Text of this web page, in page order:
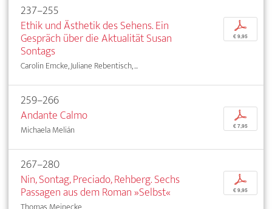
237–255
Ethik und Ästhetik des Sehens. Ein
Gespräch über die Aktualität Susan
Sontags
Carolin Emcke, Juliane Rebentisch, ...
p
€ 9,95
259–266
Andante Calmo
Michaela Melián
p
€ 7,95
267–280
Nin, Sontag, Preciado, Rehberg. Sechs
Passagen aus dem Roman »Selbst«
p
€ 9,95